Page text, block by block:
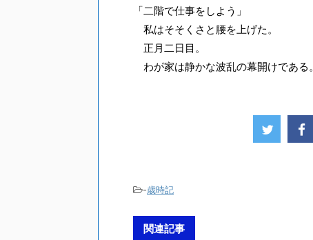
「二階で仕事をしよう」
私はそそくさと腰を上げた。
正月二日目。
わが家は静かな波乱の幕開けである。
-歳時記
関連記事